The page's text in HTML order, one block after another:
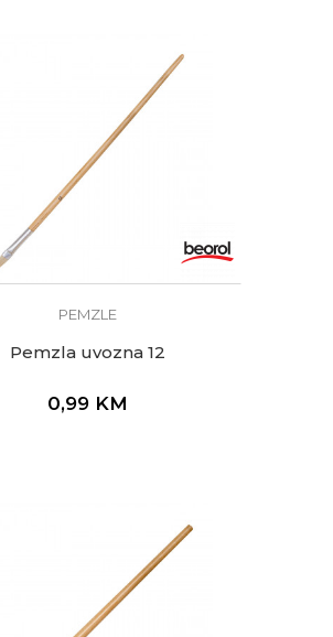
PEMZLE
Pemzla uvozna 12
0,99 KM